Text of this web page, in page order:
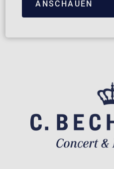
ANSCHAUEN